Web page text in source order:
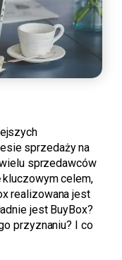
sprzedaży na
sprzedawców
celem,
realizowana jest
jest BuyBox?
przyznaniu? I co